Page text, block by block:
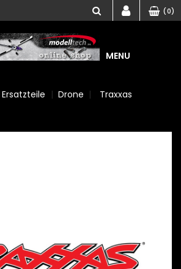
(0)
MENU
Ersatzteile Drone Traxxas